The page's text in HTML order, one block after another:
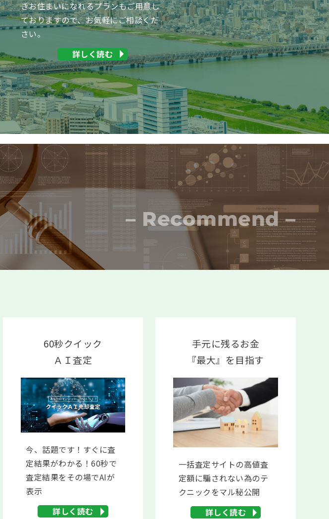
きお住まいになれるプランもご用意し
ておりますので、お気軽にご相談くだ
さい。
詳しく読む
– Recommend –
60秒クイック
ＡＩ査定
今、話題です！すぐに査
定結果がわかる！60秒で
査定結果をその場でAIが
表示
詳しく読む
手元に残るお金
『最大』を目指す
一括査定サイトの高値査
定額に騙されない為のテ
クニックをマル秘公開
詳しく読む